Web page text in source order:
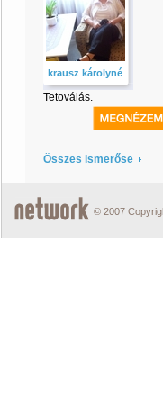
krausz károlyné
Tetoválás.
Összes ismerőse
© 2007